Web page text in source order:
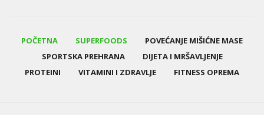
POČETNA SUPERFOODS
POVEĆANJE MIŠIĆNE MASE
SPORTSKA PREHRANA
DIJETA I MRŠAVLJENJE
PROTEINI
VITAMINI I ZDRAVLJE FITNESS OPREMA